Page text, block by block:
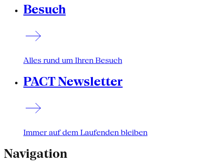
Besuch
Alles rund um Ihren Besuch
PACT Newsletter
Immer auf dem Laufenden bleiben
Navigation